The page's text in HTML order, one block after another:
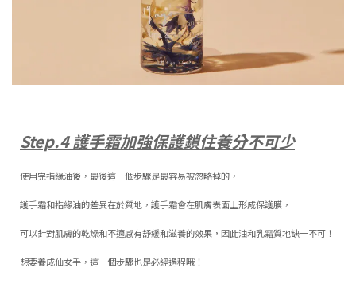
Step.4護手霜加強保護鎖住養分不可少
使用完指緣油後，最後這一個步驟是最容易被忽略掉的，
護手霜和指緣油的差異在於質地，護手霜會在肌膚表面上形成保護膜，
可以針對肌膚的乾燥和不適感有舒緩和滋養的效果，因此油和乳霜質地缺一不可！
想要養成仙女手，這一個步驟也是必經過程哦！